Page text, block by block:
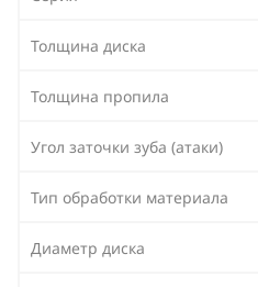
Толщина диска
Толщина пропила
Угол заточки зуба (атаки)
Тип обработки материала
Диаметр диска